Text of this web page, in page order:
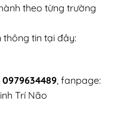
theo từng trường
tin tại đây:
0979634489 , fanpage:
Trí Não